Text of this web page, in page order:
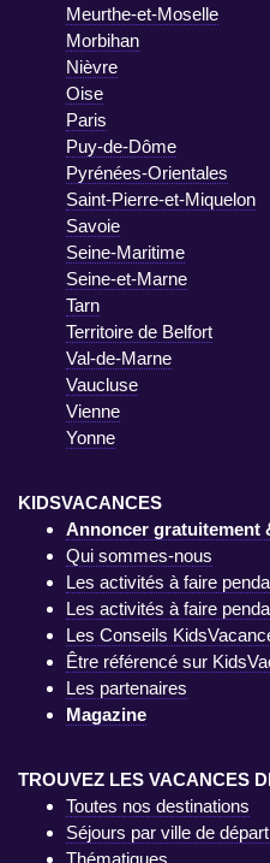
Meurthe-et-Moselle
Morbihan
Nièvre
Oise
Paris
Puy-de-Dôme
Pyrénées-Orientales
Saint-Pierre-et-Miquelon
Savoie
Seine-Maritime
Seine-et-Marne
Tarn
Territoire de Belfort
Val-de-Marne
Vaucluse
Vienne
Yonne
KIDSVACANCES
Annoncer gratuitement
Qui sommes-nous
Les activités à faire
Les activités à faire
Les Conseils
Être référencé sur
Les partenaires
Magazine
TROUVEZ LES VACANCES
Toutes nos destinations
Séjours par ville de départ